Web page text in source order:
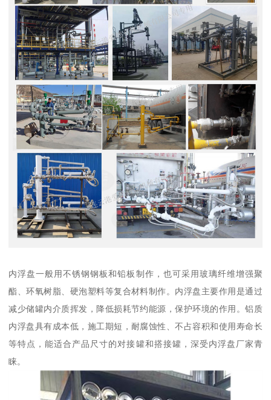
内浮盘一般用不锈钢钢板和铅板制作，也可采用玻璃纤维增强聚
酯、环氧树脂、硬泡塑料等复合材料制作。内浮盘主要作用是通过
减少储罐内介质挥发，降低损耗节约能源，保护环境的作用。铝质
内浮盘具有成本低，施工期短，耐腐蚀性、不占容积和使用寿命长
等特点，能适合产品尺寸的对接罐和搭接罐，深受内浮盘厂家青
睐。